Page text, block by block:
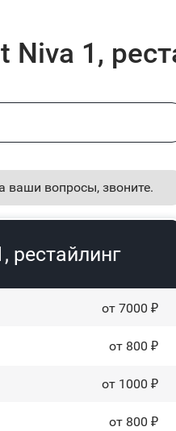
1,
ваши вопросы, звоните.
рестайлинг
от 7000 ₽
от 800 ₽
от 1000 ₽
от 800 ₽